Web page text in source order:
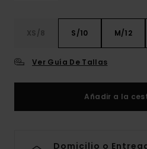
XS/8 S/10 M/12
Ver Guía De Tallas
Añadir a la
Domicilio o